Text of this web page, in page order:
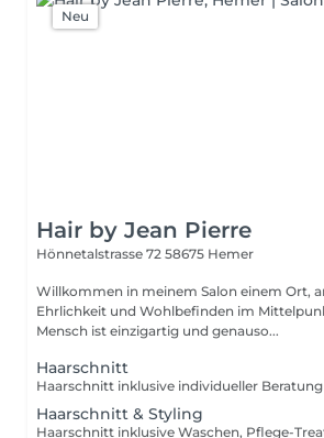
Neu
Hair by Jean Pierre
Hönnetalstrasse 72 58675 Hemer
Willkommen in meinem Salon einem Ort, an dem Qualität,
Ehrlichkeit und Wohlbefinden im Mittelpunkt
Mensch ist einzigartig und genauso...
Haarschnitt
Haarschnitt & Styling